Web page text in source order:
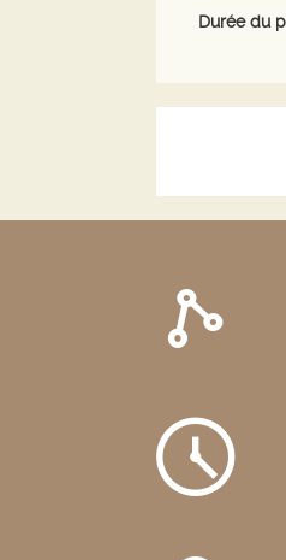
Durée du